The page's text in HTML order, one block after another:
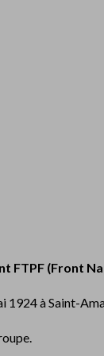
FTPF (Front
1924 à Saint-